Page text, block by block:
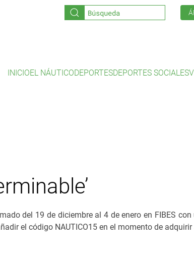
INICIOEL NÁUTICODEPORTESDEPORTES SOCIALES
del 19 de diciembre al 4 de enero en FIBES
el código NAUTICO15 en el momento de